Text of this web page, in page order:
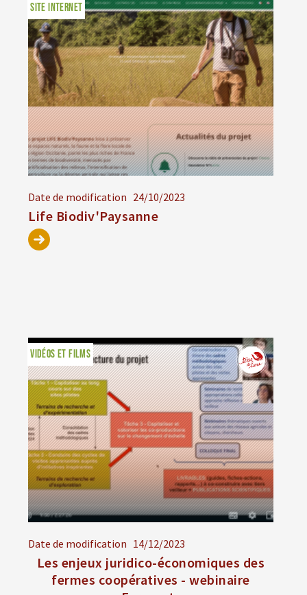
Date de modification 24/10/2023
Life Biodiv'Paysanne
SITE INTERNET
Date de modification 14/12/2023
Les enjeux juridico-économiques des
fermes coopératives - webinaire
VIDÉOS ET FILMS